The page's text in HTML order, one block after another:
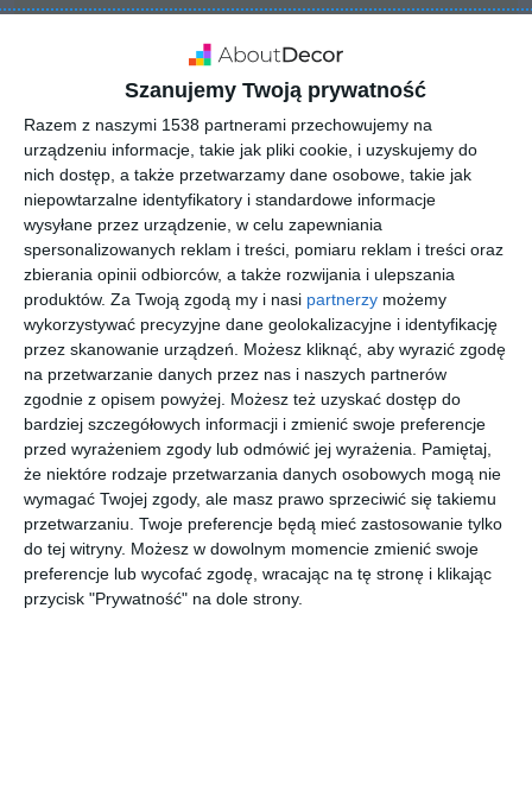
Szanujemy Twoją prywatność
Razem z naszymi 1538 partnerami przechowujemy na
urządzeniu informacje, takie jak pliki cookie, i uzyskujemy do
nich dostęp, a także przetwarzamy dane osobowe, takie jak
niepowtarzalne identyfikatory i standardowe informacje
wysyłane przez urządzenie, w celu zapewniania
spersonalizowanych reklam i treści, pomiaru reklam i treści oraz
zbierania opinii odbiorców, a także rozwijania i ulepszania
produktów. Za Twoją zgodą my i nasi partnerzy możemy
wykorzystywać precyzyjne dane geolokalizacyjne i identyfikację
przez skanowanie urządzeń. Możesz kliknąć, aby wyrazić zgodę
na przetwarzanie danych przez nas i naszych partnerów
zgodnie z opisem powyżej. Możesz też uzyskać dostęp do
bardziej szczegółowych informacji i zmienić swoje preferencje
przed wyrażeniem zgody lub odmówić jej wyrażenia.
Pamiętaj,
że niektóre rodzaje przetwarzania danych osobowych mogą nie
wymagać Twojej zgody, ale masz prawo sprzeciwić się takiemu
przetwarzaniu. Twoje preferencje będą mieć zastosowanie tylko
do tej witryny. Możesz w dowolnym momencie zmienić swoje
preferencje lub wycofać zgodę, wracając na tę stronę i klikając
przycisk "Prywatność" na dole strony.
INSPIRACJA
Sypialnia w stylu
nowoczesnym z szarą,
tapicerowaną ścianą,
łóżkiem kontynentalnym
oraz komodą w głębokim
połysku